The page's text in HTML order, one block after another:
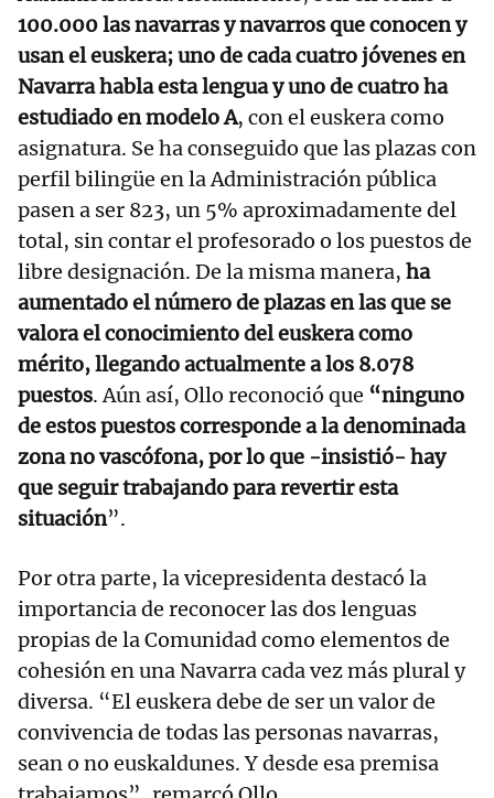
100.000 las navarras y navarros que conocen y
usan el euskera; uno de cada cuatro jóvenes en
Navarra habla esta lengua y uno de cuatro ha
estudiado en modelo A, con el euskera como
asignatura. Se ha conseguido que las plazas con
perfil bilingüe en la Administración pública
pasen a ser 823, un 5% aproximadamente del
total, sin contar el profesorado o los puestos de
libre designación. De la misma manera, ha
aumentado el número de plazas en las que se
valora el conocimiento del euskera como
mérito, llegando actualmente a los 8.078
puestos. Aún así, Ollo reconoció que “ninguno
de estos puestos corresponde a la denominada
zona no vascófona, por lo que -insistió- hay
que seguir trabajando para revertir esta
situación”.
Por otra parte, la vicepresidenta destacó la
importancia de reconocer las dos lenguas
propias de la Comunidad como elementos de
cohesión en una Navarra cada vez más plural y
diversa. “El euskera debe de ser un valor de
convivencia de todas las personas navarras,
sean o no euskaldunes. Y desde esa premisa